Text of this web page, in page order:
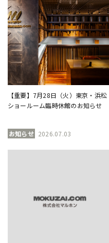
【重要】7月28日（火）東京・浜松
ショールーム臨時休館のお知らせ
お知らせ 2026.07.03